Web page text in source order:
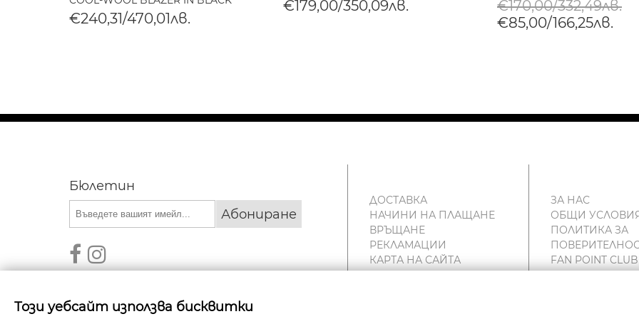
€240,31/470,01лв.
€179,00/350,09лв.
€170,00/332,49лв.
€85,00/166,25лв.
Бюлетин
Абониране
ДОСТАВКА
НАЧИНИ НА ПЛАЩАНЕ
ВРЪЩАНЕ
РЕКЛАМАЦИИ
КАРТА НА САЙТА
ЗА НАС
ОБЩИ
ПОЛИТИКА ЗА
FAN POINT CLUB
Този уебсайт използва бисквитки